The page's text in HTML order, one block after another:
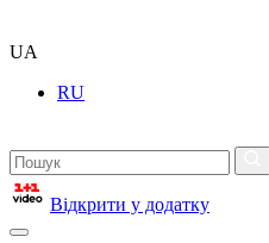
UA
RU
Відкрити у додатку